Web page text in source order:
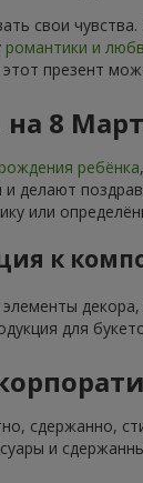
свои
романтики и
презент
8
ребёнка
или
к
для
сдержанно,
и